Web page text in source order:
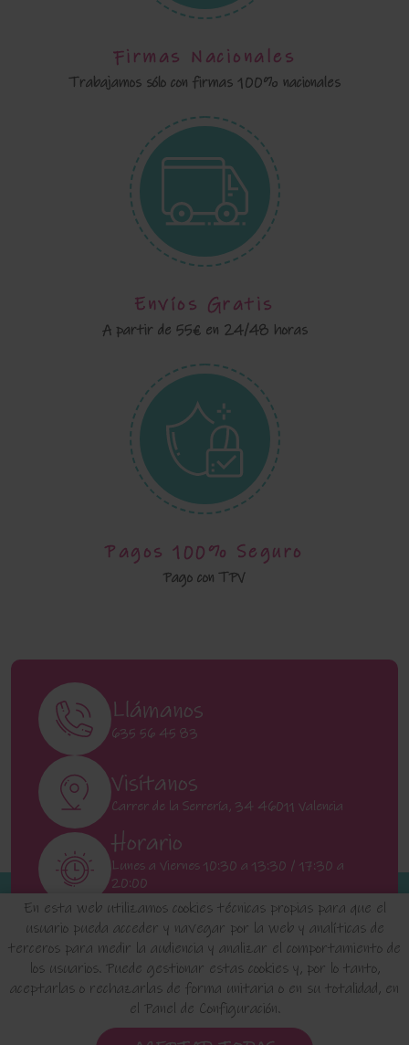
Firmas Nacionales
Trabajamos sólo con firmas 100% nacionales
Envíos Gratis
A partir de 55€ en 24/48 horas
Pagos 100% Seguro
Pago con TPV
En esta web utilizamos cookies técnicas propias para que el
usuario pueda acceder y navegar por la web y analíticas de
terceros para medir la audiencia y analizar el comportamiento de
los usuarios. Puede gestionar estas cookies y, por lo tanto,
aceptarlas o rechazarlas de forma unitaria o en su totalidad, en
el Panel de Configuración.
Llámanos
635 56 45 83
Visítanos
Carrer de la Serrería, 34 46011 Valencia
Horario
Lunes a Viernes 10:30 a 13:30 / 17:30 a
20:00
Sábados 11:00 a 13:00
INICIO QUIENES SOMOS FAQ'S
Política de Privacidad de Datos
Política de Cookies
Configuración de Cookies